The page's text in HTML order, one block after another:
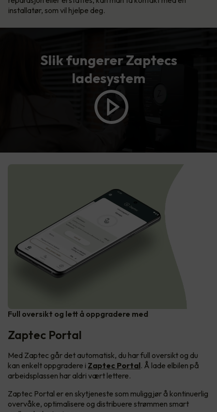
installatør, som vil hjelpe deg.
Slik fungerer Zaptecs
ladesystem
Full oversikt og lett å oppgradere med
Zaptec Portal
Med Zaptec går det automatisk, du har full oversikt og du
kan enkelt oppgradere i Zaptec Portal. Å lade elbilen på
arbeidsplassen har aldri vært lettere.
Zaptec Portal er en skytjeneste som muliggjør å kontinuerlig
overvåke, optimalisere og distribuere strømmen smart